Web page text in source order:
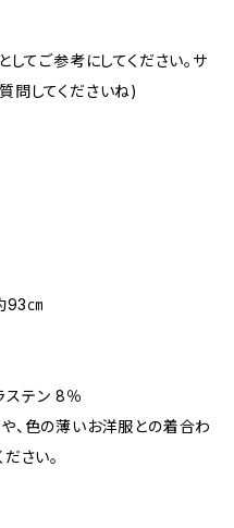
てご参考にしてください。サ
問してくださいね)
93㎝
ステン 8％
、色の薄いお洋服との着合わ
さい。